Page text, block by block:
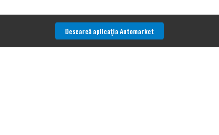
Descarcă aplicaţia Automarket